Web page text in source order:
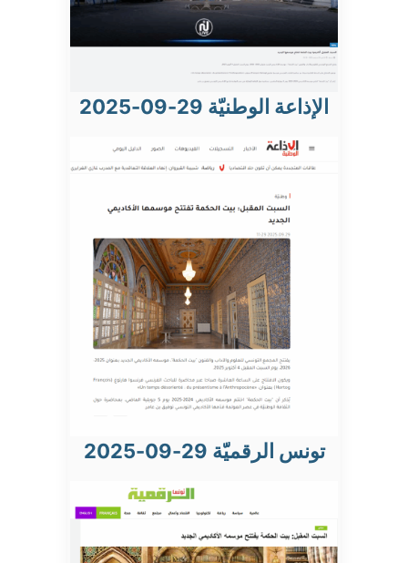
الإذاعة الوطنيّة 29-09-2025
تونس الرقميّة 29-09-2025